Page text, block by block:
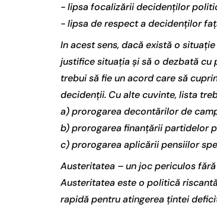
- lipsa focalizării decidenților
- lipsa de respect a decidenților
In acest sens, dacă există o
justifice situația și să o dezbată
trebui să fie un acord care să
decidenții. Cu alte cuvinte, lista
a) prorogarea decontărilor de
b) prorogarea finanțării partidelor
c) prorogarea aplicării pensiilor
Austeritatea – un joc periculos
Austeritatea este o politică
rapidă pentru atingerea țintei